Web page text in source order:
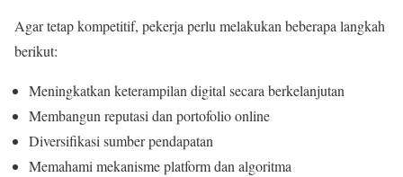
Agar tetap kompetitif, pekerja perlu melakukan beberapa langkah
berikut:
Meningkatkan keterampilan digital secara berkelanjutan
Membangun reputasi dan portofolio online
Diversifikasi sumber pendapatan
Memahami mekanisme platform dan algoritma